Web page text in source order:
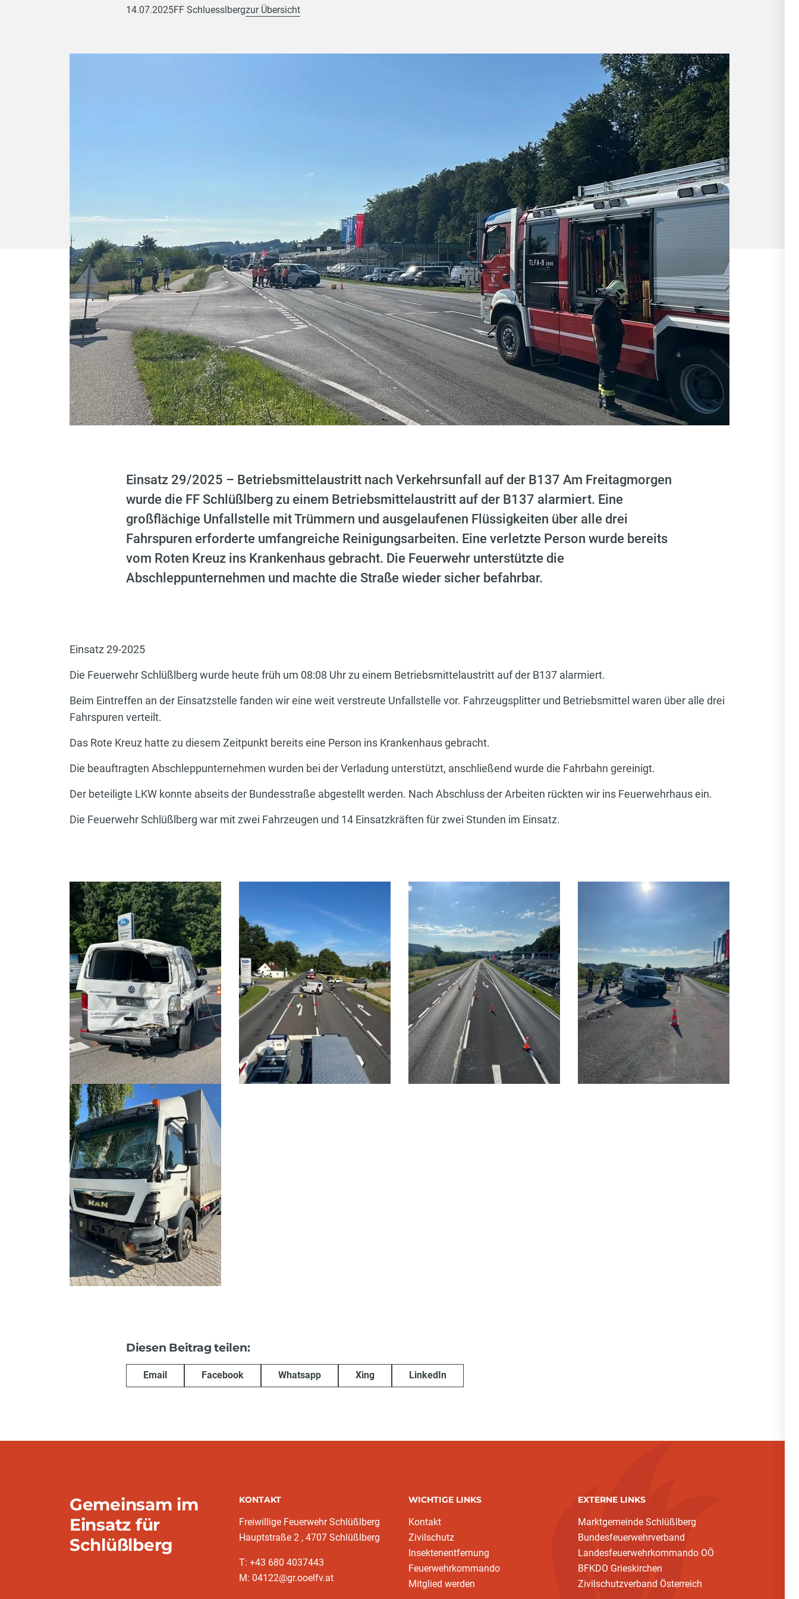
14.07.2025FF Schluesslbergzur Übersicht
Einsatz 29/2025 – Betriebsmittelaustritt nach Verkehrsunfall auf der B137 Am Freitagmorgen
wurde die FF Schlüßlberg zu einem Betriebsmittelaustritt auf der B137 alarmiert. Eine
großflächige Unfallstelle mit Trümmern und ausgelaufenen Flüssigkeiten über alle drei
Fahrspuren erforderte umfangreiche Reinigungsarbeiten. Eine verletzte Person wurde bereits
vom Roten Kreuz ins Krankenhaus gebracht. Die Feuerwehr unterstützte die
Abschleppunternehmen und machte die Straße wieder sicher befahrbar.
Einsatz 29-2025
Die Feuerwehr Schlüßlberg wurde heute früh um 08:08 Uhr zu einem Betriebsmittelaustritt auf der B137 alarmiert.
Beim Eintreffen an der Einsatzstelle fanden wir eine weit verstreute Unfallstelle vor. Fahrzeugsplitter und Betriebsmittel waren über alle drei
Fahrspuren verteilt.
Das Rote Kreuz hatte zu diesem Zeitpunkt bereits eine Person ins Krankenhaus gebracht.
Die beauftragten Abschleppunternehmen wurden bei der Verladung unterstützt, anschließend wurde die Fahrbahn gereinigt.
Der beteiligte LKW konnte abseits der Bundesstraße abgestellt werden. Nach Abschluss der Arbeiten rückten wir ins Feuerwehrhaus ein.
Die Feuerwehr Schlüßlberg war mit zwei Fahrzeugen und 14 Einsatzkräften für zwei Stunden im Einsatz.
Diesen Beitrag teilen:
Email Facebook Whatsapp Xing LinkedIn
Gemeinsam im
Einsatz für
Schlüßlberg
KONTAKT
Freiwillige Feuerwehr Schlüßlberg
Hauptstraße 2 , 4707 Schlüßlberg
T: +43 680 4037443
M: 04122@gr.ooelfv.at
WICHTIGE LINKS
Kontakt
Zivilschutz
Insektenentfernung
Feuerwehrkommando
Mitglied werden
EXTERNE LINKS
Marktgemeinde Schlüßlberg
Bundesfeuerwehrverband
Landesfeuerwehrkommando OÖ
BFKDO Grieskirchen
Zivilschutzverband Österreich